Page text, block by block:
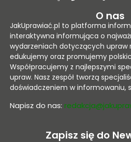
O nas
JakUprawiać.pl to platforma
interaktywna informująca o
wydarzeniach dotyczących upraw
edukujemy oraz promujemy
Współpracujemy z najlepszymi
upraw. Nasz zespół tworzą
doświadczeniem w informowaniu,
Napisz do nas:
Zapisz się do